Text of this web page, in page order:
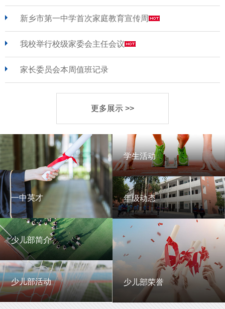
新乡市第一中学首次家庭教育宣传周
我校举行校级家委会主任会议
家长委员会本周值班记录
更多展示 >>
一中英才
一中英才
少儿部简介
少儿部简介
少儿部活动
学生活动
学生活动
年级动态
年级动态
少儿部荣誉